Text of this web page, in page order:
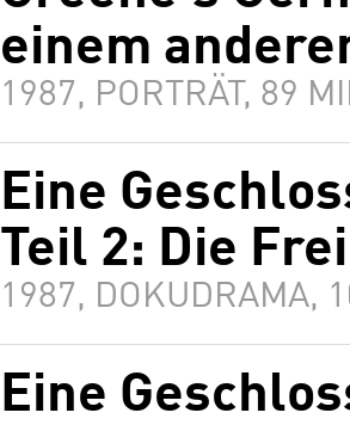
einem
1987, PORTRÄT, 89
Eine
Teil 2: Die
1987, DOKUDRAMA,
Eine